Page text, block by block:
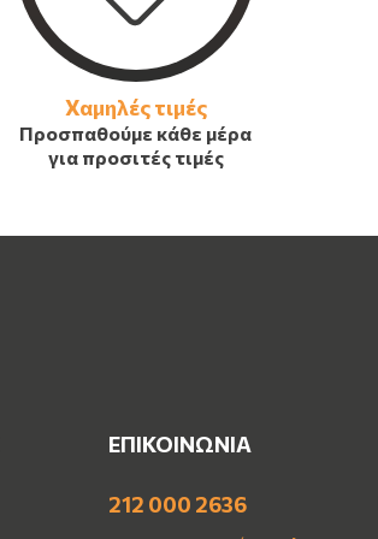
Χαμηλές τιμές
Προσπαθούμε κάθε μέρα
για προσιτές τιμές
ΕΠΙΚΟΙΝΩΝΙΑ
212 000 2636